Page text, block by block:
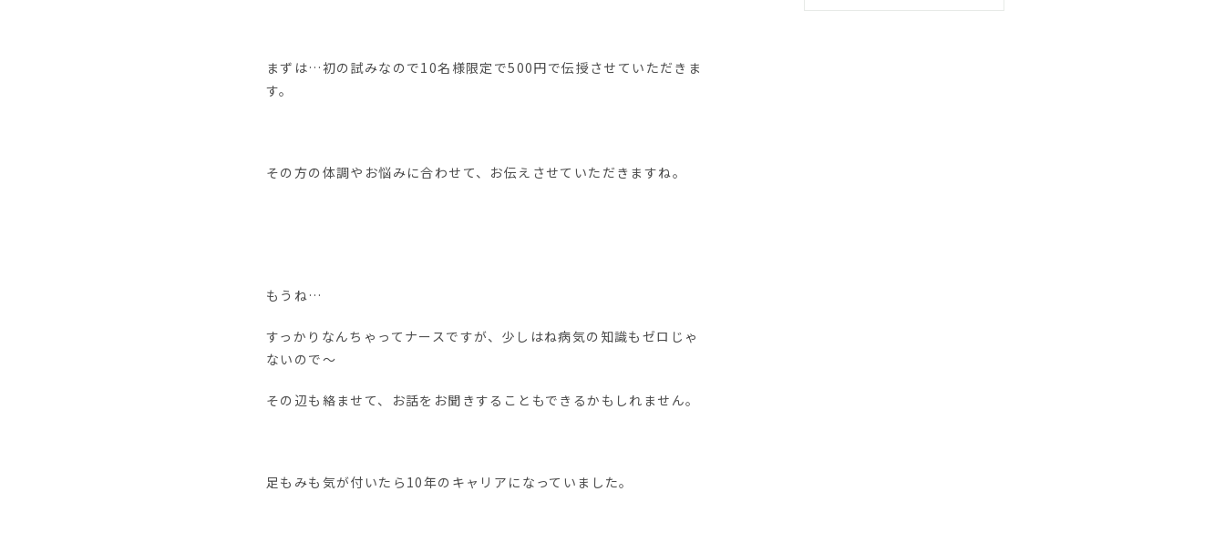
まずは…初の試みなので10名様限定で500円で伝授させていただきま
す。
その方の体調やお悩みに合わせて、お伝えさせていただきますね。
もうね…
すっかりなんちゃってナースですが、少しはね病気の知識もゼロじゃ
ないので〜
その辺も絡ませて、お話をお聞きすることもできるかもしれません。
足もみも気が付いたら10年のキャリアになっていました。